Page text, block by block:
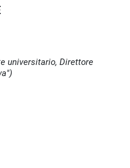
universitario, Direttore